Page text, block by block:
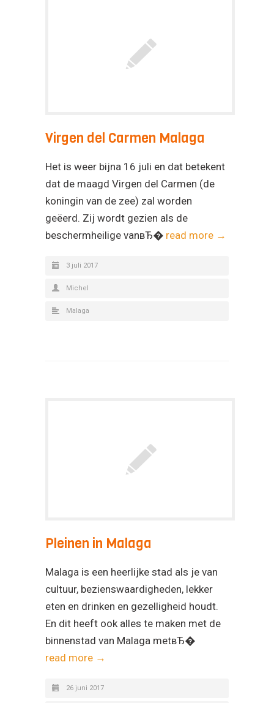
Virgen del Carmen Malaga
Het is weer bijna 16 juli en dat betekent
dat de maagd Virgen del Carmen (de
koningin van de zee) zal worden
geëerd. Zij wordt gezien als de
beschermheilige vanвЂ� read more →
3 juli 2017
Michel
Malaga
Pleinen in Malaga
Malaga is een heerlijke stad als je van
cultuur, bezienswaardigheden, lekker
eten en drinken en gezelligheid houdt.
En dit heeft ook alles te maken met de
binnenstad van Malaga metвЂ�
read more →
26 juni 2017